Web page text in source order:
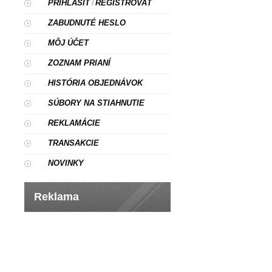
PRIHLÁSIŤ/REGISTROVAŤ
ZABUDNUTÉ HESLO
MÔJ ÚČET
ZOZNAM PRIANÍ
HISTÓRIA OBJEDNÁVOK
SÚBORY NA STIAHNUTIE
REKLAMÁCIE
TRANSAKCIE
NOVINKY
Reklama